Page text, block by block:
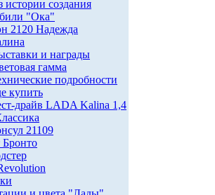
истории создания
"Ока"
2120 Надежда
и награды
гамма
подробности
купить
драйв LADA Kalina 1,4
21109
Бронто